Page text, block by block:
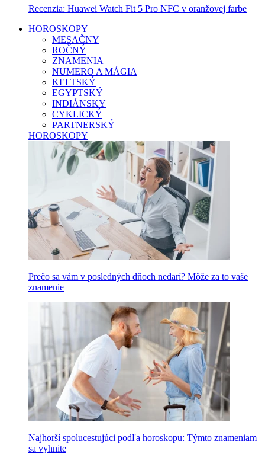
Recenzia: Huawei Watch Fit 5 Pro NFC v oranžovej farbe
HOROSKOPY
MESAČNY
ROČNÝ
ZNAMENIA
NUMERO A MÁGIA
KELTSKÝ
EGYPTSKÝ
INDIÁNSKY
CYKLICKÝ
PARTNERSKÝ
HOROSKOPY
Prečo sa vám v posledných dňoch nedarí? Môže za to vaše
znamenie
Najhorší spolucestujúci podľa horoskopu: Týmto znameniam
sa vyhnite